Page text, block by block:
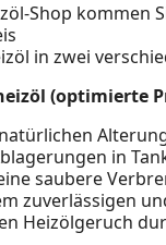
Shop kommen
in zwei
(optimierte
in
saubere
zuverlässigen
Heizölgeruch